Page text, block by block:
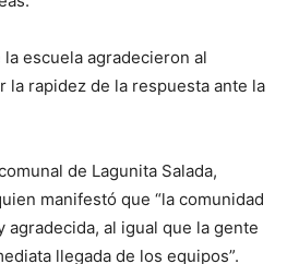
escuela agradecieron al
la rapidez de la respuesta ante la
de Lagunita Salada,
manifestó que “la comunidad
agradecida, al igual que la gente
llegada de los equipos”.